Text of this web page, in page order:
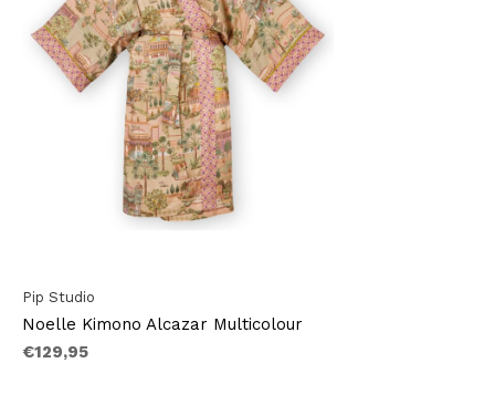
Pip Studio
Noelle Kimono Alcazar Multicolour
€129,95